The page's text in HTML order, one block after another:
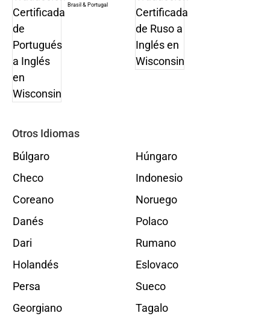
Brasil & Portugal
Otros Idiomas
Búlgaro
Checo
Coreano
Danés
Dari
Holandés
Persa
Georgiano
Húngaro
Indonesio
Noruego
Polaco
Rumano
Eslovaco
Sueco
Tagalo